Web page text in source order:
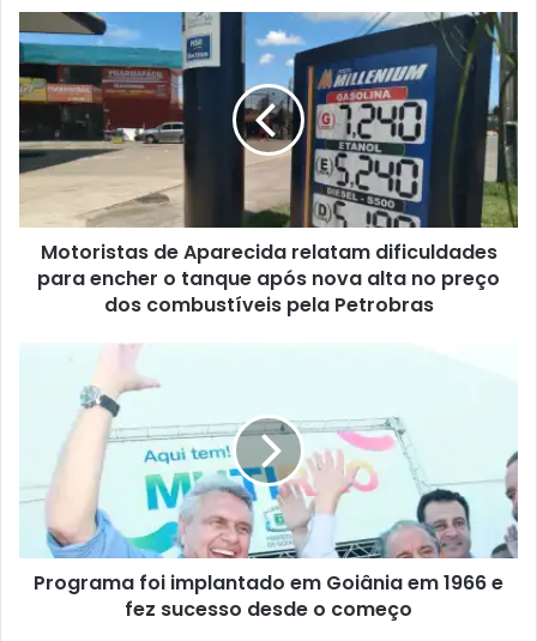
Motoristas de Aparecida relatam dificuldades
para encher o tanque após nova alta no preço
dos combustíveis pela Petrobras
Programa foi implantado em Goiânia em 1966 e
fez sucesso desde o começo